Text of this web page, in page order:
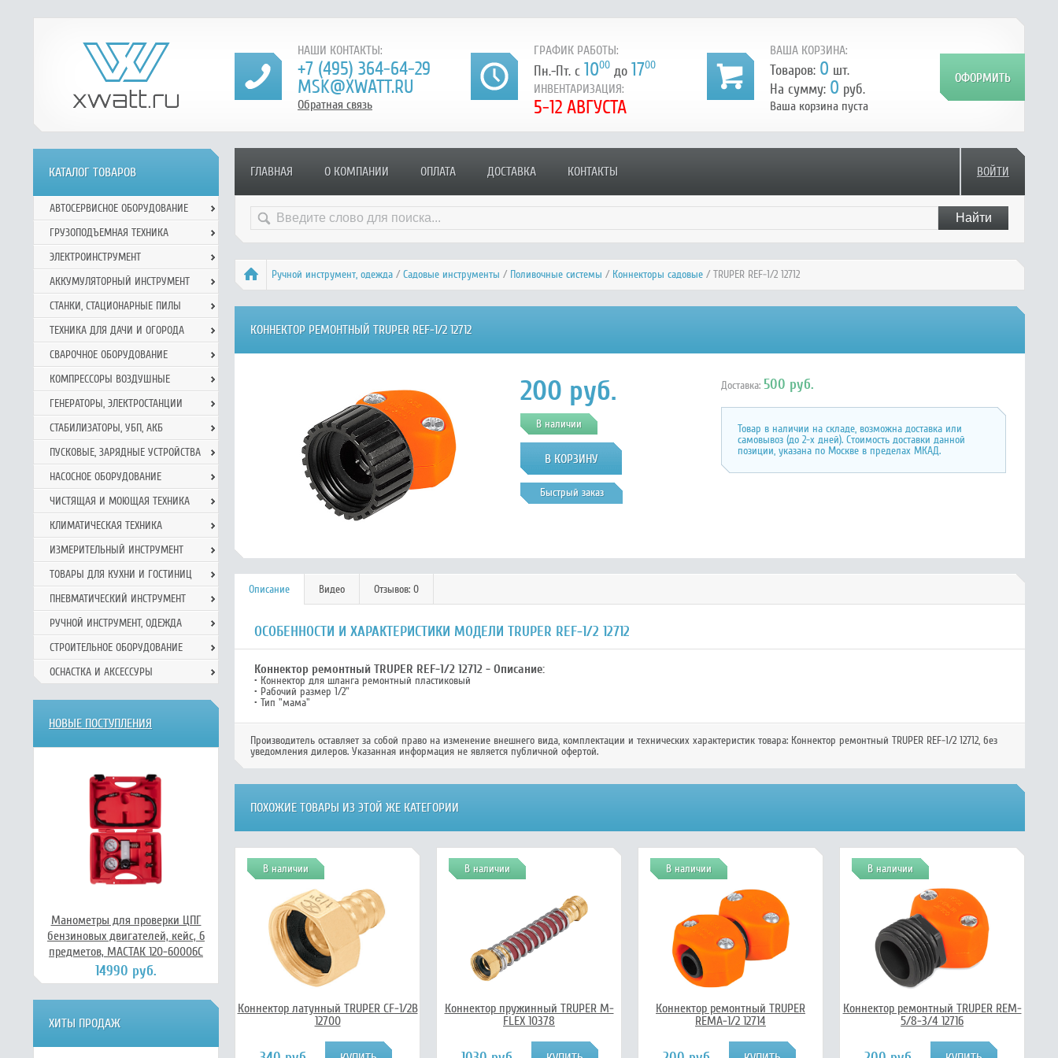
НАШИ КОНТАКТЫ:
+7 (495) 364-64-29
MSK@XWATT.RU
Обратная связь
ГРАФИК РАБОТЫ:
Пн.-Пт. с 1000 до 1700
ИНВЕНТАРИЗАЦИЯ:
5-12 АВГУСТА
ВАША КОРЗИНА:
Товаров: 0 шт.
На сумму: 0 руб.
Ваша корзина пуста
ГЛАВНАЯ О КОМПАНИИ ОПЛАТА ДОСТАВКА КОНТАКТЫ ВОЙТИ
Ручной инcтрумент, одежда / Садовые инструменты / Поливочные системы / Коннекторы садовые / TRUPER REF-1/2 12712
КОННЕКТОР РЕМОНТНЫЙ TRUPER REF-1/2 12712
200 руб.
В наличии
Быстрый заказ
Доставка: 500 руб.
Товар в наличии на складе, возможна доставка или
самовывоз (до 2-х дней). Стоимость доставки данной
позиции, указана по Москве в пределах МКАД.
Описание Видео Отзывов: 0
ОСОБЕННОСТИ И ХАРАКТЕРИСТИКИ МОДЕЛИ TRUPER REF-1/2 12712
Коннектор ремонтный TRUPER REF-1/2 12712 - Описание:
• Коннектор для шланга ремонтный пластиковый
• Рабочий размер 1/2"
• Тип "мама"
Производитель оставляет за собой право на изменение внешнего вида, комплектации и технических характеристик товара: Коннектор ремонтный TRUPER REF-1/2 12712, без
уведомления дилеров. Указанная информация не является публичной офертой.
ПОХОЖИЕ ТОВАРЫ ИЗ ЭТОЙ ЖЕ КАТЕГОРИИ
В наличии
Коннектор латунный TRUPER CF-1/2B
12700
В наличии
Коннектор пружинный TRUPER M-
FLEX 10378
В наличии
Коннектор ремонтный TRUPER
REMA-1/2 12714
В наличии
Коннектор ремонтный TRUPER REM-
5/8-3/4 12716
КАТАЛОГ ТОВАРОВ
АВТОСЕРВИСНОЕ ОБОРУДОВАНИЕ
ГРУЗОПОДЪЕМНАЯ ТЕХНИКА
ЭЛЕКТРОИНСТРУМЕНТ
АККУМУЛЯТОРНЫЙ ИНСТРУМЕНТ
СТАНКИ, СТАЦИОНАРНЫЕ ПИЛЫ
ТЕХНИКА ДЛЯ ДАЧИ И ОГОРОДА
СВАРОЧНОЕ ОБОРУДОВАНИЕ
КОМПРЕССОРЫ ВОЗДУШНЫЕ
ГЕНЕРАТОРЫ, ЭЛЕКТРОСТАНЦИИ
СТАБИЛИЗАТОРЫ, УБП, АКБ
ПУСКОВЫЕ, ЗАРЯДНЫЕ УСТРОЙСТВА
НАСОСНОЕ ОБОРУДОВАНИЕ
ЧИСТЯЩАЯ И МОЮЩАЯ ТЕХНИКА
КЛИМАТИЧЕСКАЯ ТЕХНИКА
ИЗМЕРИТЕЛЬНЫЙ ИНСТРУМЕНТ
ТОВАРЫ ДЛЯ КУХНИ И ГОСТИНИЦ
ПНЕВМАТИЧЕСКИЙ ИНСТРУМЕНТ
РУЧНОЙ ИНCТРУМЕНТ, ОДЕЖДА
СТРОИТЕЛЬНОЕ ОБОРУДОВАНИЕ
ОСНАСТКА И АКСЕССУРЫ
НОВЫЕ ПОСТУПЛЕНИЯ
Манометры для проверки ЦПГ
бензиновых двигателей, кейс, 6
предметов, МАСТАК 120-60006C
14990 руб.
ХИТЫ ПРОДАЖ